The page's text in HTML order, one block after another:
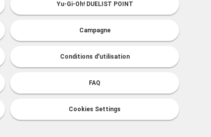
Yu-Gi-Oh! DUELIST POINT
Campagne
Conditions d'utilisation
FAQ
Cookies Settings